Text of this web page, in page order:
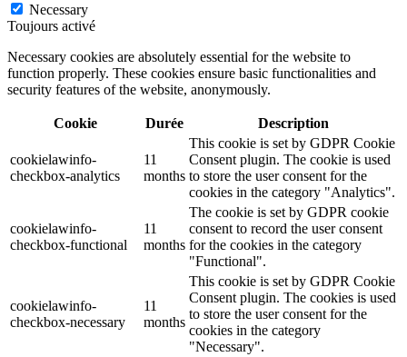
Necessary
Toujours activé
Necessary cookies are absolutely essential for the website to
function properly. These cookies ensure basic functionalities and
security features of the website, anonymously.
Cookie Durée Description
cookielawinfo-
checkbox-analytics
11
months
This cookie is set by GDPR Cookie
Consent plugin. The cookie is used
to store the user consent for the
cookies in the category "Analytics".
cookielawinfo-
checkbox-functional
11
months
The cookie is set by GDPR cookie
consent to record the user consent
for the cookies in the category
"Functional".
cookielawinfo-
checkbox-necessary
11
months
This cookie is set by GDPR Cookie
Consent plugin. The cookies is used
to store the user consent for the
cookies in the category
"Necessary".